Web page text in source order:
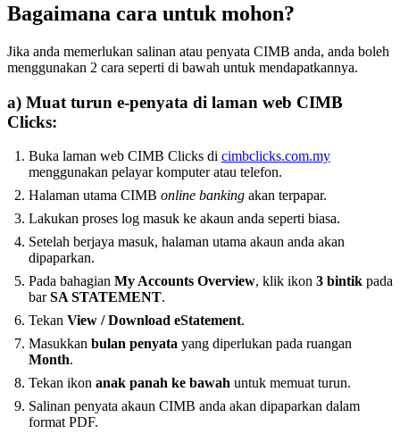
Bagaimana cara untuk mohon?
Jika anda memerlukan salinan atau penyata CIMB anda, anda boleh
menggunakan 2 cara seperti di bawah untuk mendapatkannya.
a) Muat turun e-penyata di laman web CIMB
Clicks:
Buka laman web CIMB Clicks di cimbclicks.com.my
menggunakan pelayar komputer atau telefon.
Halaman utama CIMB online banking akan terpapar.
Lakukan proses log masuk ke akaun anda seperti biasa.
Setelah berjaya masuk, halaman utama akaun anda akan
dipaparkan.
Pada bahagian My Accounts Overview, klik ikon 3 bintik pada
barSA STATEMENT.
Tekan View / Download eStatement.
Masukkan bulan penyata yang diperlukan pada ruangan
Month.
Tekan ikon anak panah ke bawah untuk memuat turun.
Salinan penyata akaun CIMB anda akan dipaparkan dalam
format PDF.